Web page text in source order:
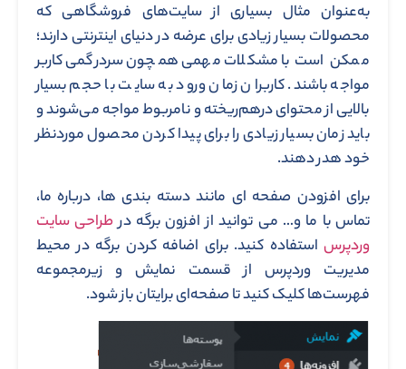
به‌عنوان مثال بسیاری از سایت‌های فروشگاهی که
محصولات بسیار زیادی برای عرضه در دنیای اینترنتی دارند؛
ممکن است با مشکلات مهمی همچون سردرگمی کاربر
مواجه باشند. کاربران زمان ورود به سایت با حجم بسیار
بالایی از محتوای درهم‌ریخته و نامربوط مواجه می‌شوند و
باید زمان بسیار زیادی را برای پیدا کردن محصول موردنظر
خود هدر دهند.
برای افزودن صفحه ای مانند دسته بندی ها، درباره ما،
تماس با ما و… می توانید از افزون برگه درطراحی سایت
وردپرس استفاده کنید. برای اضافه کردن برگه در محیط
مدیریت وردپرس از قسمت نمایش و زیرمجموعه
فهرست‌ها کلیک کنید تا صفحه‌ای برایتان باز شود.